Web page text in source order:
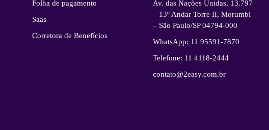
Folha de pagamento
Saas
Corretora de Benefícios
Av. das Nações Unidas, 13.797
– 13º Andar Torre II, Morumbi
– São Paulo/SP 04794-000
WhatsApp: 11 95591-7870
Telefone: 11 4118-2444
contato@2easy.com.br